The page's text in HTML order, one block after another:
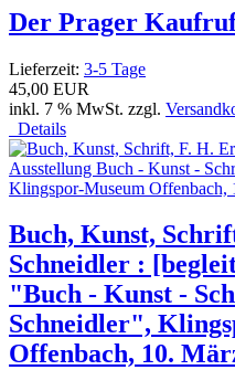
Der Prager
Lieferzeit: 3-5 Tage
45,00 EUR
inkl. 7 % MwSt. zzgl.
Details
Buch, Kunst,
Schneidler :
"Buch - Kunst -
Schneidler",
Offenbach, 10.